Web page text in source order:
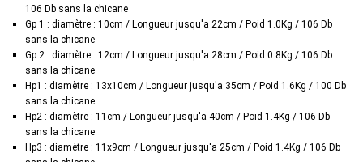
106 Db sans la chicane
Gp 1 : diamètre : 10cm / Longueur jusqu'a 22cm / Poid 1.0Kg / 106 Db
sans la chicane
Gp 2 : diamètre : 12cm / Longueur jusqu'a 28cm / Poid 0.8Kg / 106 Db
sans la chicane
Hp1 : diamètre : 13x10cm / Longueur jusqu'a 35cm / Poid 1.6Kg / 100 Db
sans la chicane
Hp2 : diamètre : 11cm / Longueur jusqu'a 40cm / Poid 1.4Kg / 106 Db
sans la chicane
Hp3 : diamètre : 11x9cm / Longueur jusqu'a 25cm / Poid 1.4Kg / 106 Db